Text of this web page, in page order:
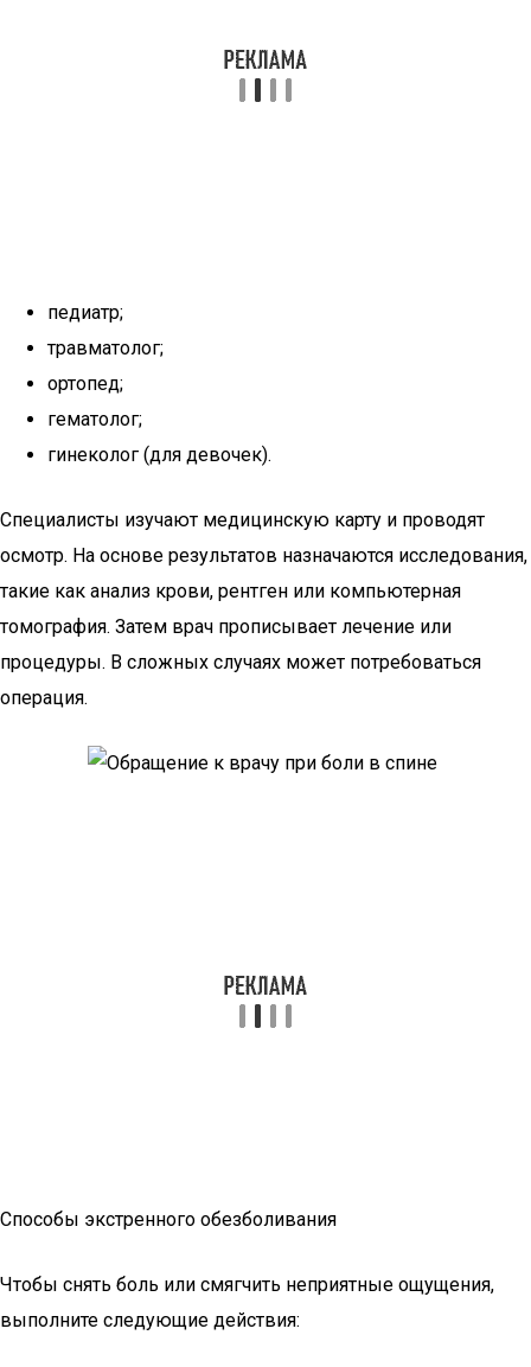
педиатр;
травматолог;
ортопед;
гематолог;
гинеколог (для девочек).
Специалисты изучают медицинскую карту и проводят
осмотр. На основе результатов назначаются исследования,
такие как анализ крови, рентген или компьютерная
томография. Затем врач прописывает лечение или
процедуры. В сложных случаях может потребоваться
операция.
Способы экстренного обезболивания
Чтобы снять боль или смягчить неприятные ощущения,
выполните следующие действия: